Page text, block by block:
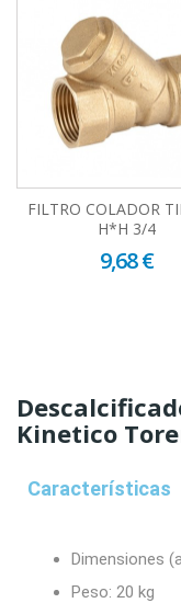
FILTRO COLADOR
H*H 3/4
9,68 €
Kinetico
Características
Dimensiones
Peso: 20 kg